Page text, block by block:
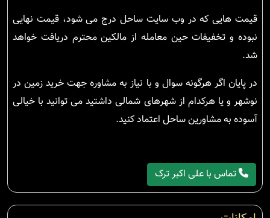
قیمت هایی که در وب سایت ساحل درج می شود، قیمت نهایی
نبوده و تخفیفات حین معامله از مالکین محترم دریافت خواهد
شد.
در پایان اگر هرگونه سوال و با نیاز به مشاوره جهت خرید زمین در
نوشهر و یا هرکدام از شهرهای شمالی داشتید می توانید با خیالی
آسوده به مشاورین ساحل اعتماد کنید.
تماس با علی اکبر ترک